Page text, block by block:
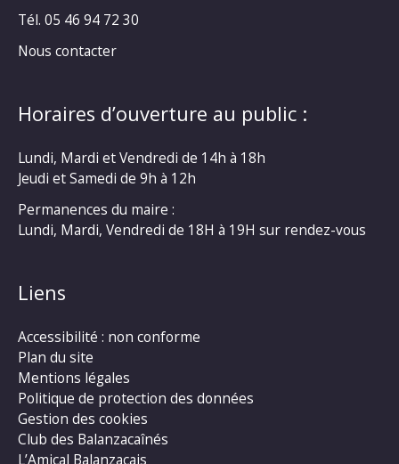
Tél. 05 46 94 72 30
Nous contacter
Horaires d’ouverture au public :
Lundi, Mardi et Vendredi de 14h à 18h
Jeudi et Samedi de 9h à 12h
Permanences du maire :
Lundi, Mardi, Vendredi de 18H à 19H sur rendez-vous
Liens
Accessibilité : non conforme
Plan du site
Mentions légales
Politique de protection des données
Gestion des cookies
Club des Balanzacaînés
L’Amical Balanzacais